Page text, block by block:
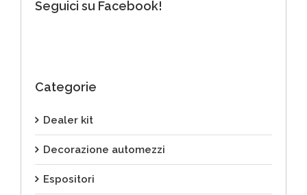
Seguici su Facebook!
Categorie
Dealer kit
Decorazione automezzi
Espositori